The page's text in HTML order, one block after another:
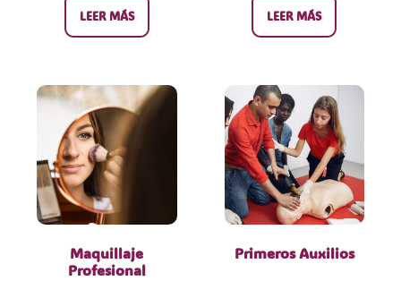
LEER MÁS LEER MÁS
Maquillaje
Profesional
Primeros Auxilios